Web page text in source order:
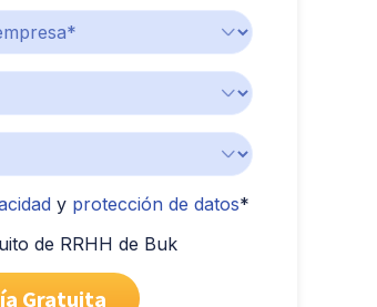
y protección de datos*
de RRHH de Buk